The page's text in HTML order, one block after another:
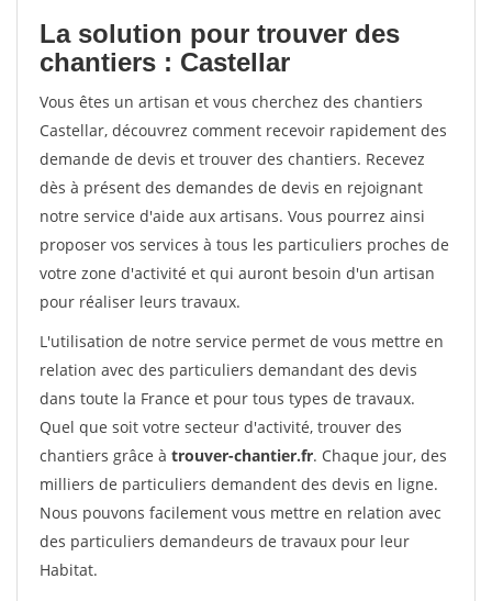
La solution pour trouver des
chantiers : Castellar
Vous êtes un artisan et vous cherchez des chantiers
Castellar, découvrez comment recevoir rapidement des
demande de devis et trouver des chantiers. Recevez
dès à présent des demandes de devis en rejoignant
notre service d'aide aux artisans. Vous pourrez ainsi
proposer vos services à tous les particuliers proches de
votre zone d'activité et qui auront besoin d'un artisan
pour réaliser leurs travaux.
L'utilisation de notre service permet de vous mettre en
relation avec des particuliers demandant des devis
dans toute la France et pour tous types de travaux.
Quel que soit votre secteur d'activité, trouver des
chantiers grâce à trouver-chantier.fr. Chaque jour, des
milliers de particuliers demandent des devis en ligne.
Nous pouvons facilement vous mettre en relation avec
des particuliers demandeurs de travaux pour leur
Habitat.